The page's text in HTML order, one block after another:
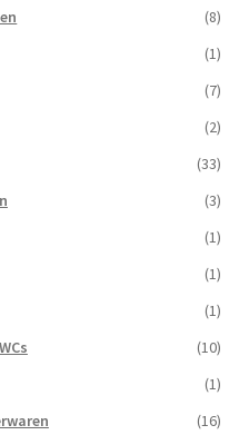
(8)
(1)
(7)
(2)
(33)
(3)
(1)
(1)
(1)
(10)
(1)
(16)